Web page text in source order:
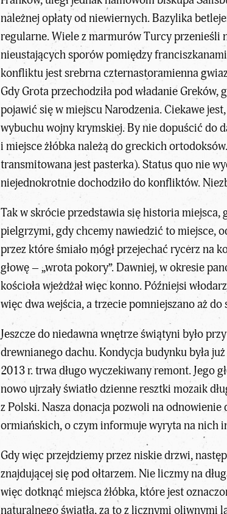
należnej opłaty od niewiernych. Bazylika
regularne. Wiele z marmurów Turcy przenieśli
nieustających sporów pomiędzy
konfliktu jest srebrna czternastoramienna
Gdy Grota przechodziła pod władanie
pojawić się w miejscu Narodzenia. Ciekawe
wybuchu wojny krymskiej. By nie dopuścić do
i miejsce żłóbka należą do greckich
transmitowana jest pasterka). Status quo nie
niejednokrotnie dochodziło do konfliktów.
Tak w skrócie przedstawia się historia miejsca,
pielgrzymi, gdy chcemy nawiedzić to miejsce,
przez które śmiało mógł przejechać rycerz na
głowę – „wrota pokory”. Dawniej, w okresie
kościoła wjeżdżał więc konno. Późniejsi
więc dwa wejścia, a trzecie pomniejszano aż
Jeszcze do niedawna wnętrze świątyni było
drewnianego dachu. Kondycja budynku była
2013 r. trwa długo wyczekiwany remont. Jego
nowo ujrzały światło dzienne resztki mozaik
z Polski. Nasza donacja pozwoli na
ormiańskich, o czym informuje wyryta na nich
Gdy więc przejdziemy przez niskie drzwi,
znajdującej się pod ołtarzem. Nie liczmy na
więc dotknąć miejsca żłóbka, które jest
naturalnego światła, za to z licznymi oliwnymi